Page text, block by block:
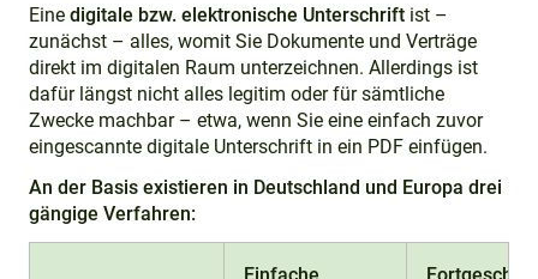
Eine digitale bzw. elektronische Unterschrift ist –
zunächst – alles, womit Sie Dokumente und Verträge
direkt im digitalen Raum unterzeichnen. Allerdings ist
dafür längst nicht alles legitim oder für sämtliche
Zwecke machbar – etwa, wenn Sie eine einfach zuvor
eingescannte digitale Unterschrift in ein PDF einfügen.
An der Basis existieren in Deutschland und Europa drei
gängige Verfahren: